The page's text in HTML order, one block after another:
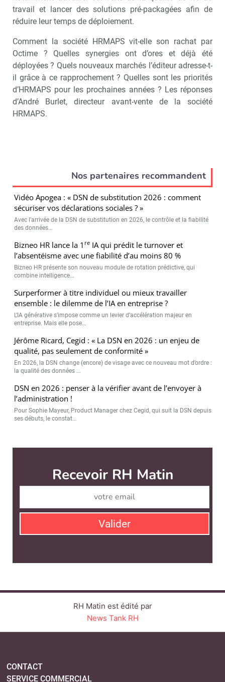
travail et lancer des solutions pré-packagées afin de
réduire leur temps de déploiement.
Comment la société HRMAPS vit-elle son rachat par
Octime ? Quelles synergies ont d’ores et déjà été
déployées ? Quels nouveaux marchés l’éditeur adresse-t-
il grâce à ce rapprochement ? Quelles sont les priorités
d’HRMAPS pour les prochaines années ? Les réponses
d’André Burlet, directeur avant-vente de la société
HRMAPS.
Nos partenaires recommandent
Vidéo Apogea : « DSN de substitution 2026 : comment
sécuriser vos déclarations sociales ? »
Avec l’arrivée de la DSN de substitution en 2026, le contrôle et la fiabilité
des données...
Bizneo HR lance la 1 re IA qui prédit le turnover et
l’absentéisme avec une fiabilité d’au moins 80 %
Bizneo HR présente son nouveau module de rotation prédictive, qui
combine intelligence...
Surperformer à titre individuel ou mieux travailler
ensemble : le dilemme de l’IA en entreprise ?
L’IA générative s’impose comme un levier d’accélération majeur en
entreprise. Mais elle pose...
Jérôme Ricard, Cegid : « La DSN en 2026 : un enjeu de
qualité, pas seulement de conformité »
En 2026, la DSN change (encore) de visage avec ce nouveau mot d’ordre :
la qualité des données ...
DSN en 2026 : penser à la vérifier avant de l’envoyer à
l’administration !
Pour Sophie Mayeur, Product Manager chez Cegid, qui suit la DSN depuis
ses débuts, le constat...
Recevoir RH Matin
Valider
RH Matin est édité par
News Tank RH
CONTACT
SERVICE COMMERCIAL